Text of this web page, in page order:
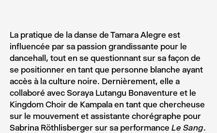
La pratique de la danse de Tamara Alegre est
influencée par sa passion grandissante pour le
dancehall, tout en se questionnant sur sa façon de
se positionner en tant que personne blanche ayant
accès à la culture noire. Dernièrement, elle a
collaboré avec Soraya Lutangu Bonaventure et le
Kingdom Choir de Kampala en tant que chercheuse
sur le mouvement et assistante chorégraphe pour
Sabrina Röthlisberger sur sa performance Le Sang.